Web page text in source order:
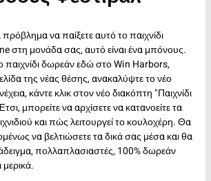
να παίξετε αυτό το παιχνίδι
στη μονάδα σας, αυτό είναι ένα μπόνους.
παιχνίδι δωρεάν εδώ στο Win Harbors,
της νέας θέσης, ανακαλύψτε το νέο
κάντε κλικ στον νέο διακόπτη "Παιχνίδι
μπορείτε να αρχίσετε να κατανοείτε τα
και πώς λειτουργεί το κουλοχέρη. Θα
να βελτιώσετε τα δικά σας μέσα και θα
πολλαπλασιαστές, 100% δωρεάν